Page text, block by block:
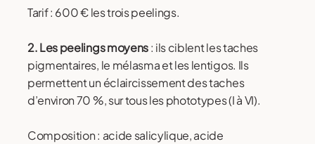
Tarif : 600 € les trois peelings.
2. Les peelings moyens: ils ciblent les taches
pigmentaires, le mélasma et les lentigos. Ils
permettent un éclaircissement des taches
d’environ 70 %, sur tous les phototypes (I à VI).
Composition : acide salicylique, acide